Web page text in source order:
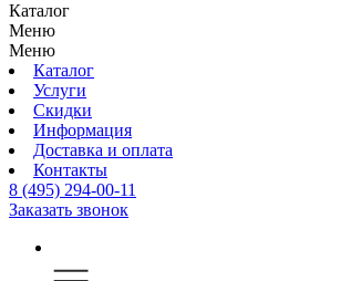
Каталог
Меню
Меню
Каталог
Услуги
Скидки
Информация
Доставка и оплата
Контакты
8 (495) 294-00-11
Заказать звонок